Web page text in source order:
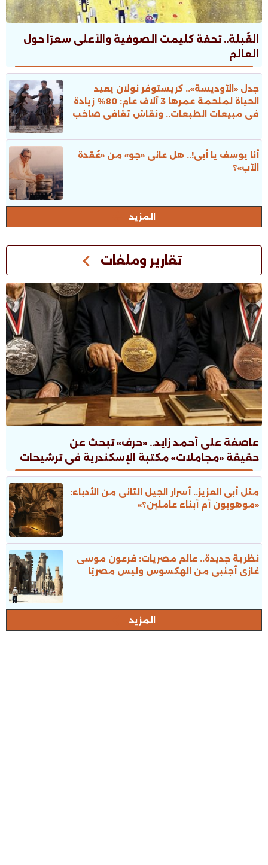
القُبلة.. تحفة كليمت الصوفية والأعلى سعرًا حول
العالم
جدل «الأوديسة».. كريستوفر نولان يعيد
الحياة لملحمة عمرها 3 آلاف عام: 80% زيادة
فى مبيعات الطبعات.. ونقاش ثقافى صاخب
أنا يوسف يا أبى!.. هل عانى «جو» من «عُقدة
الأب»؟
المزيد
تقارير وملفات
عاصفة على أحمد زايد.. «حرف» تبحث عن
حقيقة «مجاملات» مكتبة الإسكندرية فى ترشيحات
جوائز الدولة
مثل أبى العزيز.. أسرار الجيل الثانى من الأدباء:
«موهوبون أم أبناء عاملين؟»
نظرية جديدة.. عالم مصريات: فرعون موسى
غازى أجنبى من الهكسوس وليس مصريًا
المزيد